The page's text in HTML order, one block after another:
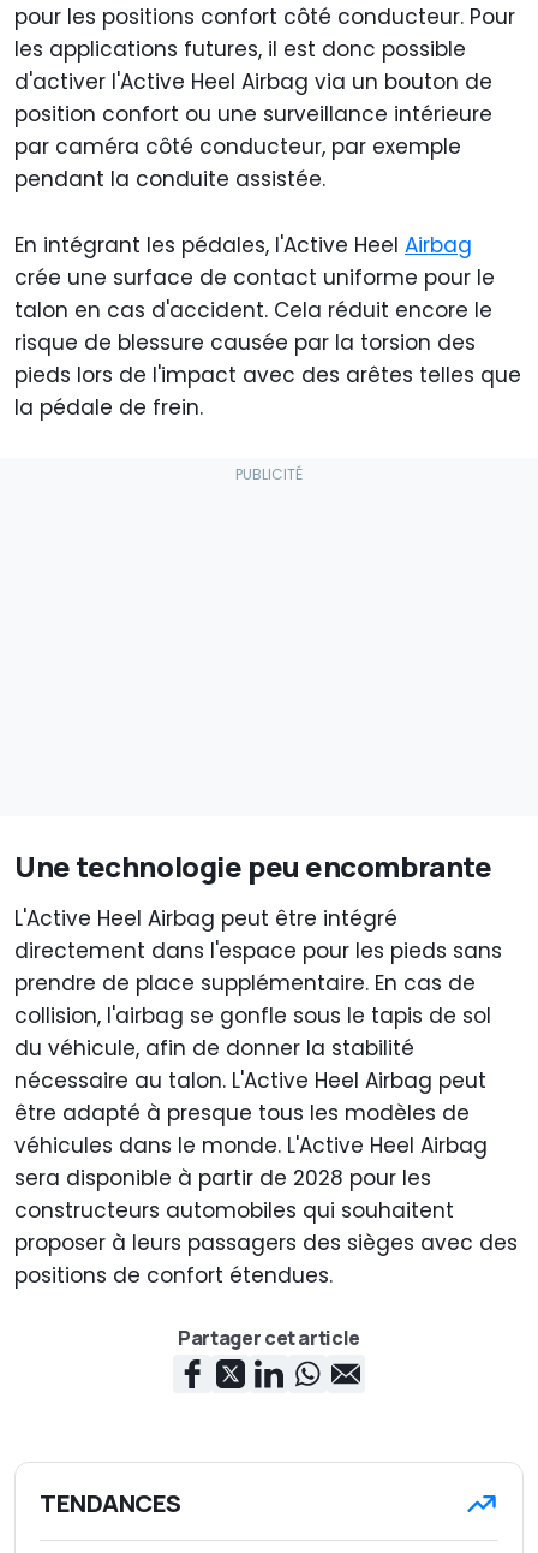
pour les positions confort côté conducteur. Pour
les applications futures, il est donc possible
d'activer l'Active Heel Airbag via un bouton de
position confort ou une surveillance intérieure
par caméra côté conducteur, par exemple
pendant la conduite assistée.
En intégrant les pédales, l'Active Heel Airbag
crée une surface de contact uniforme pour le
talon en cas d'accident. Cela réduit encore le
risque de blessure causée par la torsion des
pieds lors de l'impact avec des arêtes telles que
la pédale de frein.
Une technologie peu encombrante
L'Active Heel Airbag peut être intégré
directement dans l'espace pour les pieds sans
prendre de place supplémentaire. En cas de
collision, l'airbag se gonfle sous le tapis de sol
du véhicule, afin de donner la stabilité
nécessaire au talon. L'Active Heel Airbag peut
être adapté à presque tous les modèles de
véhicules dans le monde. L'Active Heel Airbag
sera disponible à partir de 2028 pour les
constructeurs automobiles qui souhaitent
proposer à leurs passagers des sièges avec des
positions de confort étendues.
Partager cet article
TENDANCES